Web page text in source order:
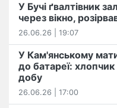
У Бучі ґвалтівник
через вікно,
26.06.26 | 19:07
У Кам'янському
до батареї:
добу
26.06.26 | 17:00